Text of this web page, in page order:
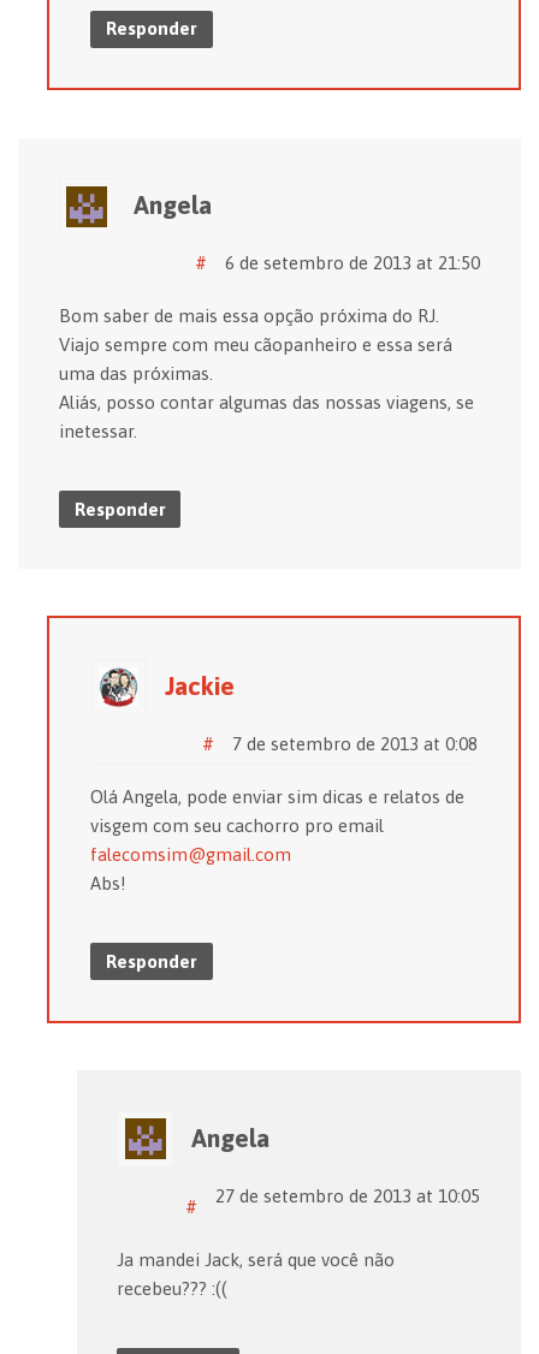
Responder
Angela
6 de setembro de 2013 at 21:50
#
Bom saber de mais essa opção próxima do RJ.
Viajo sempre com meu cãopanheiro e essa será
uma das próximas.
Aliás, posso contar algumas das nossas viagens, se
inetessar.
Responder
Jackie
7 de setembro de 2013 at 0:08
#
Olá Angela, pode enviar sim dicas e relatos de
visgem com seu cachorro pro email
falecomsim@gmail.com
Abs!
Responder
Angela
27 de setembro de 2013 at 10:05
#
Ja mandei Jack, será que você não
recebeu??? :((